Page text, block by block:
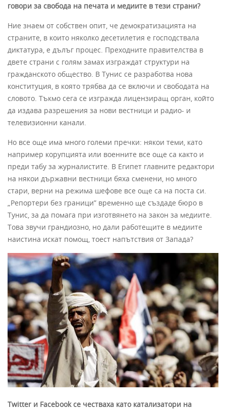
говори за свобода на печата и медиите в тези страни?
Ние знаем от собствен опит, че демократизацията на
страните, в които няколко десетилетия е господствала
диктатура, е дълъг процес. Преходните правителства в
двете страни с голям замах изграждат структури на
гражданското общество. В Тунис се разработва нова
конституция, в която трябва да се включи и свободата на
словото. Тъкмо сега се изгражда лицензиращ орган, който
да издава разрешения за нови вестници и радио- и
телевизионни канали.
Но все още има много големи пречки: някои теми, като
например корупцията или военните все още са както и
преди табу за журналистите. В Египет главните редактори
на някои държавни вестници бяха сменени, но много
стари, верни на режима шефове все още са на поста си.
„Репортери без граници” временно ще създаде бюро в
Тунис, за да помага при изготвянето на закон за медиите.
Това звучи грандиозно, но дали работещите в медиите
наистина искат помощ, тоест напътствия от Запада?
Twitter и Facebook се честваха като катализатори на